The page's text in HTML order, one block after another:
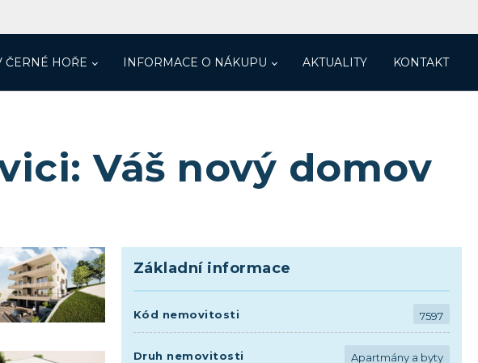
ČERNÉ HOŘE INFORMACE O NÁKUPU AKTUALITY KONTAKT
Váš nový domov
Základní informace
Kód nemovitosti 7597
Druh nemovitosti Apartmány a byty